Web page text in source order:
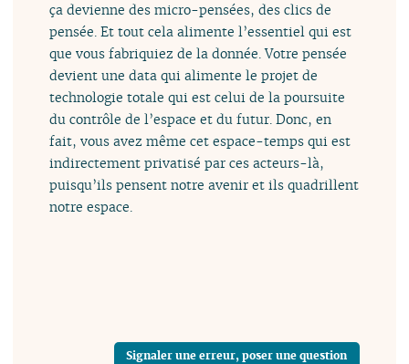
ça devienne des micro-pensées, des clics de
pensée. Et tout cela alimente l’essentiel qui est
que vous fabriquiez de la donnée. Votre pensée
devient une data qui alimente le projet de
technologie totale qui est celui de la poursuite
du contrôle de l’espace et du futur. Donc, en
fait, vous avez même cet espace-temps qui est
indirectement privatisé par ces acteurs-là,
puisqu’ils pensent notre avenir et ils quadrillent
notre espace.
Signaler une erreur, poser une question